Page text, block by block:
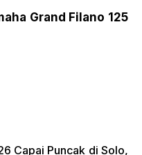
Grand Filano 125
Capai Puncak di Solo,